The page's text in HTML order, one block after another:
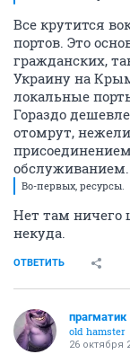
Все крутится
портов. Это
гражданских,
Украину на
локальные
Гораздо
отомрут,
обслуживанием.
Во-первых, ресурсы.
Нет там ничего
некуда.
ОТВЕТИТЬ
прагматик
old hamster
26 октября